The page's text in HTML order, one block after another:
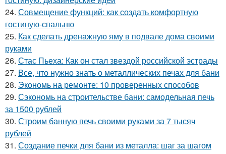
24. Совмещение функций: как создать комфортную
гостиную-спальню
25. Как сделать дренажную яму в подвале дома своими
руками
26. Стас Пьеха: Как он стал звездой российской эстрады
27. Все, что нужно знать о металлических печах для бани
28. Экономь на ремонте: 10 проверенных способов
29. Сэкономь на строительстве бани: самодельная печь
за 1500 рублей
30. Строим банную печь своими руками за 7 тысяч
рублей
31. Создание печки для бани из металла: шаг за шагом